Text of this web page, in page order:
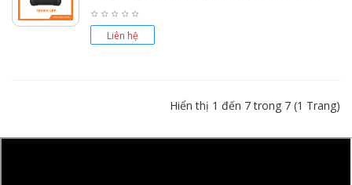
Liên hệ
Hiển thị 1 đến 7 trong 7 (1 Trang)